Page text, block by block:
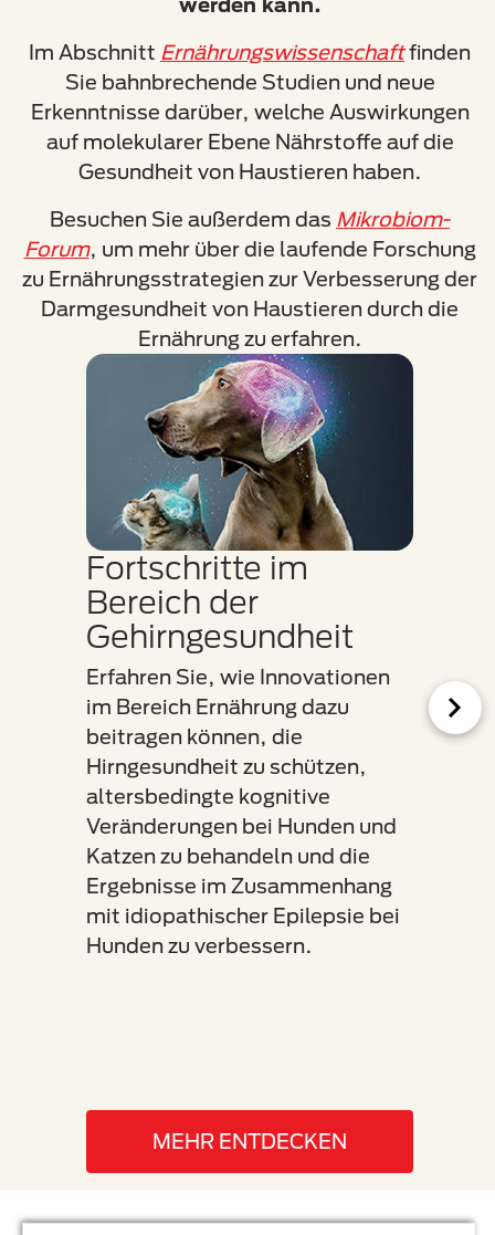
Im Abschnitt Ernährungswissenschaftfinden
Sie bahnbrechende Studien und neue
Erkenntnisse darüber, welche Auswirkungen
auf molekularer Ebene Nährstoffe auf die
Gesundheit von Haustieren haben.
Besuchen Sie außerdem das Mikrobiom-
Forum, um mehr über die laufende Forschung
zu Ernährungsstrategien zur Verbesserung der
Darmgesundheit von Haustieren durch die
Ernährung zu erfahren.
Fortschritte im
Bereich der
Gehirngesundheit
Erfahren Sie, wie Innovationen
im Bereich Ernährung dazu
beitragen können, die
Hirngesundheit zu schützen,
altersbedingte kognitive
Veränderungen bei Hunden und
Katzen zu behandeln und die
Ergebnisse im Zusammenhang
mit idiopathischer Epilepsie bei
Hunden zu verbessern.
MEHR ENTDECKEN